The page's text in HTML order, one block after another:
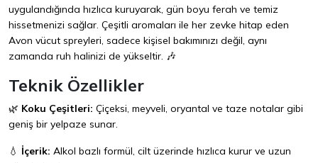
uygulandığında hızlıca kuruyarak, gün boyu ferah ve temiz
hissetmenizi sağlar. Çeşitli aromaları ile her zevke hitap eden
Avon vücut spreyleri, sadece kişisel bakımınızı değil, aynı
zamanda ruh halinizi de yükseltir. 🎶
Teknik Özellikler
🌿 Koku Çeşitleri: Çiçeksi, meyveli, oryantal ve taze notalar gibi
geniş bir yelpaze sunar.
💧 İçerik: Alkol bazlı formül, cilt üzerinde hızlıca kurur ve uzun